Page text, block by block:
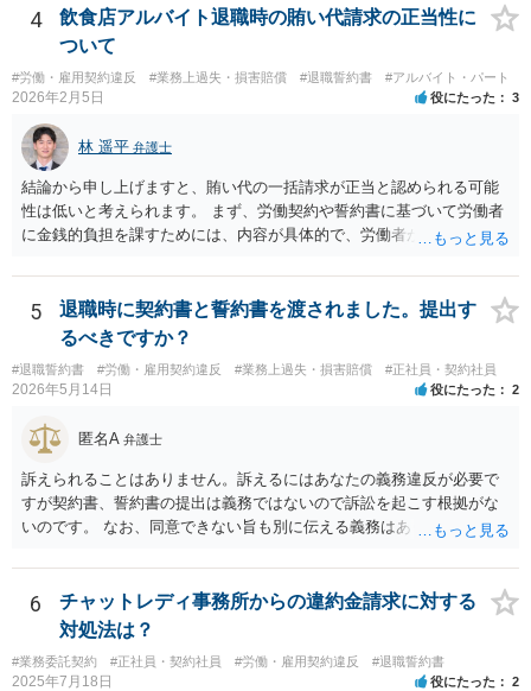
る、賃金減額を受け入れる、などの条件が自動的に発動されるもので
ない限り、PIPの定性評価が即解雇につながる可能性は高くなく、今回
をやれば退職させられると考えているケースが多いですが、PIPをやっ
ても、やらなくても、結局は労働契約法第16条の要件を満たさない限
り解雇はできないので、PIPは説得材料に用いられるにすぎず、結局は
パッケージの額と労働者の退職意思で決まるのです。IBM事件、ブル
ームバーグ事件など、有名な外資系企業での解雇事件の裁判例で、PIP
後の解雇が無効とされた例は珍しくありません。 他方、期限までにパ
ッケージを受け入れないと内容がダウンするというのは、会社側が一
般的に使うロジックです。そうしないと労働者側がいつまでも受諾を
延期しかねないからです。しかし、会社側はパッケージの金額を下げ
れば労働者が退職を拒む方向に働き、雇用継続しなければいけなくな
るので、ダウンするというロジックを本音ではなく駆け引きで使用し
ている可能性が高いです。４か月というのは、一般的な初回提示とし
ては低すぎず、高すぎずという水準ですので、本音ではこれで最終決
着したいと考えている可能性が高いと思います。 ではどうすればいい
た弁護士に大急ぎで評価してもらい、仮に労働審判に持ち込んだ場合
な資料を提供すれば、①過去のパフォーマンスがかなり悪いので４か
月なら十分、②過去のパフォーマンスに目立った落ち度はないので４
か月は少なすぎる、③過去のパフォーマンスはそれなりに落ち度があ
①ならパッケージ受諾、②ならしっかり交渉、③なら微妙な判断、と
いうところでしょう。
4
飲食店アルバイト退職時の賄い代請求の正当性に
ついて
#労働・雇用契約違反 #業務上過失・損害賠償 #退職誓約書 #アルバイト・パート
2026年2月5日 役にたった 3
林 遥平 弁護士
結論から申し上げますと、賄い代の一括請求が正当と認められる可能
性は低いと考えられます。 まず、労働契約や誓約書に基づいて労働者
に金銭的負担を課すためには、内容が具体的で、労働者が事前に十分
り、賄い1回あたりの金額が事前に明示されておらず、「現物支給品」
の具体的内容や返還方法について説明がなく、給与明細にも賄い代や
現物支給としての記載がないといった点があり、どのような義務が生
じるのかが不明確です。このような条項を根拠に、退職時にまとめて
賄い代を請求することは、契約として有効とは言い難いと思います。
また、賄いが日常的に提供されていた場合、それは福利厚生の一環や
労務提供に付随する便宜と評価されるように思います。
5
退職時に契約書と誓約書を渡されました。提出す
るべきですか？
#退職誓約書 #労働・雇用契約違反 #業務上過失・損害賠償 #正社員・契約社員
2026年5月14日 役にたった 2
匿名A 弁護士
訴えられることはありません。訴えるにはあなたの義務違反が必要で
すが契約書、誓約書の提出は義務ではないので訴訟を起こす根拠がな
いのです。 なお、同意できない旨も別に伝える義務はありません（伝
ら労基に相談すれば十分と思います。 電話に出ると話の流れで上手く
提出する方向に話をもっていかれるかもしれないので電話も出ないこ
とを勧めます。
6
チャットレディ事務所からの違約金請求に対する
対処法は？
#業務委託契約 #正社員・契約社員 #労働・雇用契約違反 #退職誓約書
2025年7月18日 役にたった 2